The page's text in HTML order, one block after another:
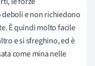
e non richiedono
È quindi molto facile
e si sfreghino, ed è
come mina nelle